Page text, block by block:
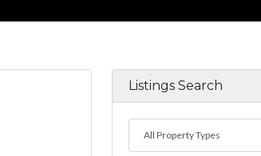
Listings Search
All Property Types